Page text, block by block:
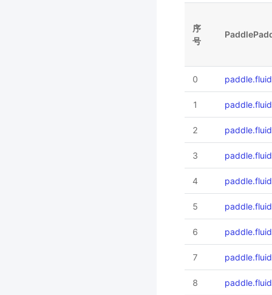
序
号
0
1
2
3
4
5
6
7
8